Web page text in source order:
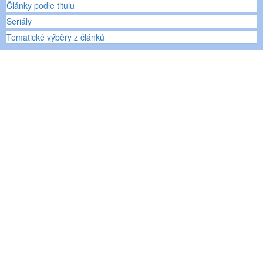
Články podle titulu
Seriály
Tematické výběry z článků